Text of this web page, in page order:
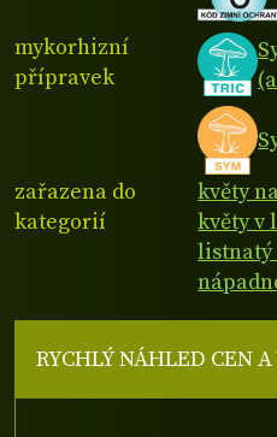
mykorhizní
přípravek
zařazena do
kategorií
květy
květy v
listnatý
RYCHLÝ NÁHLED CEN